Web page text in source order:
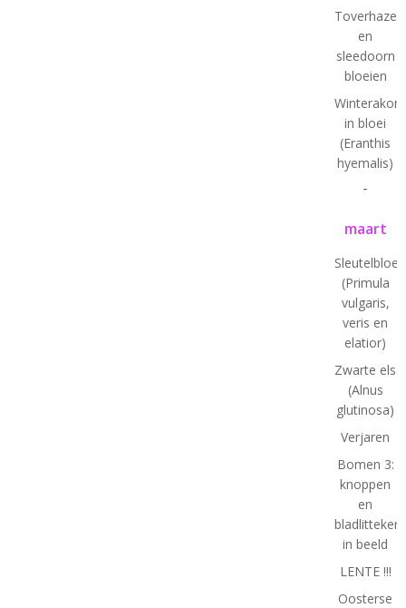
en
sleedoorn
bloeien
in bloei
(Eranthis
hyemalis)
-
maart
(Primula
vulgaris,
veris en
elatior)
Zwarte els
(Alnus
glutinosa)
Verjaren
Bomen 3:
knoppen
en
in beeld
LENTE !!!
Oosterse